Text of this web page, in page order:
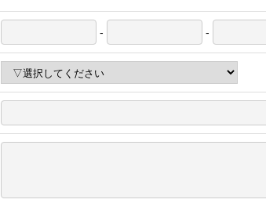
- -